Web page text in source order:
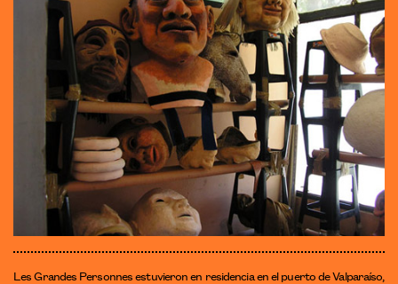
Les Grandes Personnes estuvieron en residencia en el puerto de Valparaíso,